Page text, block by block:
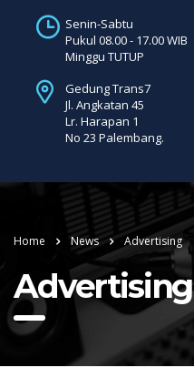
Senin-Sabtu
Pukul 08.00 - 17.00 WIB
Minggu TUTUP
Gedung Trans7
Jl. Angkatan 45
Lr. Harapan 1
No 23 Palembang.
Home News Advertising
Advertising